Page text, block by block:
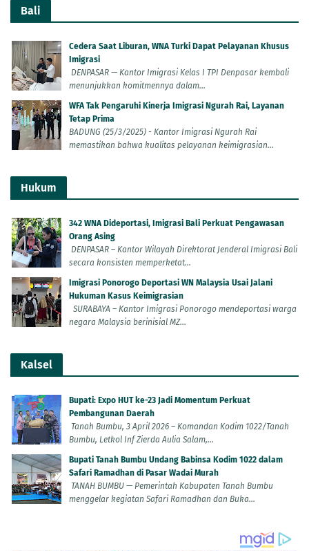
Bali
Cedera Saat Liburan, WNA Turki Dapat Pelayanan Khusus
Imigrasi
DENPASAR — Kantor Imigrasi Kelas I TPI Denpasar kembali
menunjukkan komitmennya dalam...
WFA Tak Pengaruhi Kinerja Imigrasi Ngurah Rai, Layanan
Tetap Prima
BADUNG (25/3/2025) - Kantor Imigrasi Ngurah Rai
memastikan bahwa kualitas pelayanan keimigrasian...
Hukum
342 WNA Dideportasi, Imigrasi Bali Perkuat Pengawasan
Orang Asing
DENPASAR – Kantor Wilayah Direktorat Jenderal Imigrasi Bali
secara konsisten memperketat...
Imigrasi Ponorogo Deportasi WN Malaysia Usai Jalani
Hukuman Kasus Keimigrasian
SURABAYA – Kantor Imigrasi Ponorogo mendeportasi warga
negara Malaysia berinisial MZ...
Kalsel
Bupati: Expo HUT ke-23 Jadi Momentum Perkuat
Pembangunan Daerah
Tanah Bumbu, 3 April 2026 – Komandan Kodim 1022/Tanah
Bumbu, Letkol Inf Zierda Aulia Salam,...
Bupati Tanah Bumbu Undang Babinsa Kodim 1022 dalam
Safari Ramadhan di Pasar Wadai Murah
TANAH BUMBU — Pemerintah Kabupaten Tanah Bumbu
menggelar kegiatan Safari Ramadhan dan Buka...